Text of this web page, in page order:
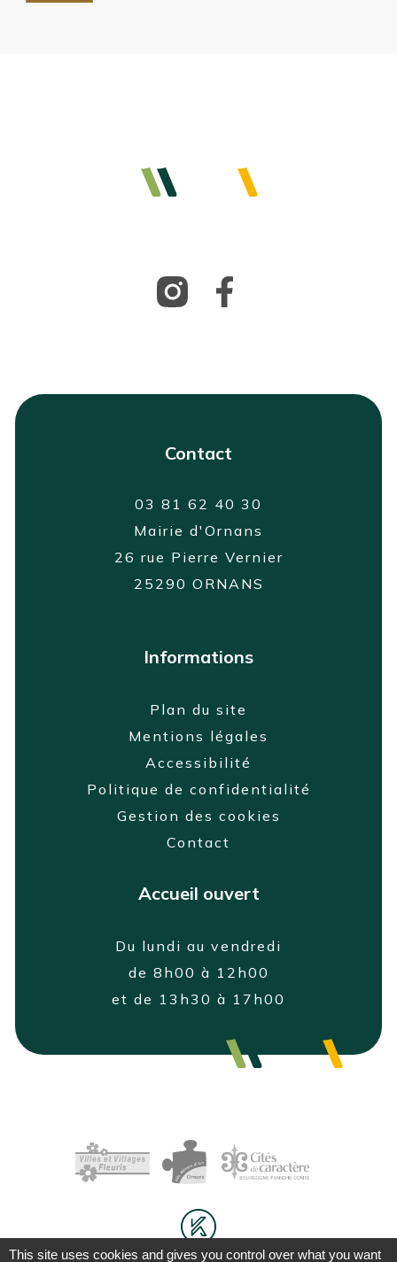
Contact
03 81 62 40 30
Mairie d'Ornans
26 rue Pierre Vernier
25290 ORNANS
Informations
Plan du site
Mentions légales
Accessibilité
Politique de confidentialité
Gestion des cookies
Contact
Accueil ouvert
Du lundi au vendredi
de 8h00 à 12h00
et de 13h30 à 17h00
This site uses cookies and gives you control over what you want